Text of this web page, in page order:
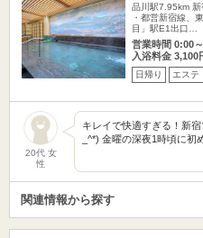
品川駅7.95km 新
・都営新宿線、
目」駅E1出口…
営業時間 0:00
入浴料金 3,100
日帰り エステ
20代 女
性
キレイで快適すぎる！新
_^*) 金曜の深夜1時頃に初
関連情報から探す